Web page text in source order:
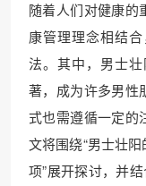
随着人们对健康的
康管理理念相结
法。其中，男士
著，成为许多男性
式也需遵循一定的
文将围绕“男士壮
项”展开探讨，并